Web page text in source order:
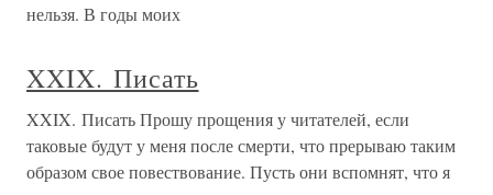
нельзя. В годы моих
XXIX. Писать
XXIX. Писать Прошу прощения у читателей, если
таковые будут у меня после смерти, что прерываю таким
образом свое повествование. Пусть они вспомнят, что я